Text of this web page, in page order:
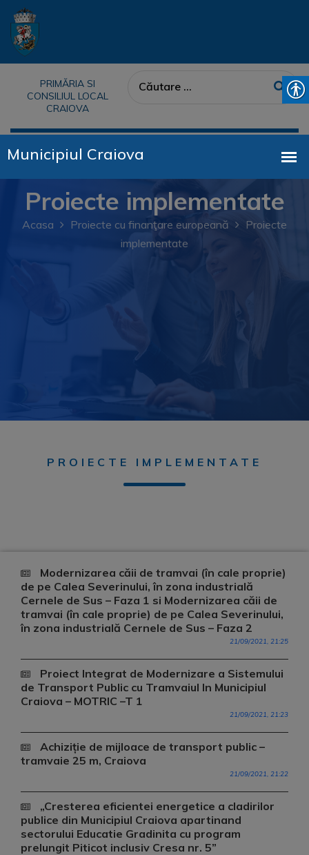
PRIMĂRIA SI
CONSILIUL LOCAL
CRAIOVA
Proiecte implementate
Acasa Proiecte cu finanţare europeană
Proiecte
implementate
PROIECTE IMPLEMENTATE
Modernizarea căii de tramvai (în cale proprie)
de pe Calea Severinului, în zona industrială
Cernele de Sus – Faza 1 si Modernizarea căii de
tramvai (în cale proprie) de pe Calea Severinului,
în zona industrială Cernele de Sus – Faza 2
21/09/2021, 21:25
Proiect Integrat de Modernizare a Sistemului
de Transport Public cu Tramvaiul In Municipiul
Craiova – MOTRIC –T 1
21/09/2021, 21:23
Achiziție de mijloace de transport public –
tramvaie 25 m, Craiova
21/09/2021, 21:22
„Cresterea eficientei energetice a cladirilor
publice din Municipiul Craiova apartinand
sectorului Educatie Gradinita cu program
prelungit Piticot inclusiv Cresa nr. 5”